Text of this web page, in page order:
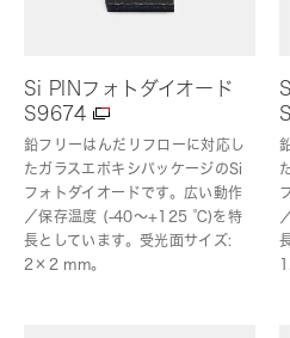
Si PINフォトダイオード
S9674
鉛フリーはんだリフローに対応し
たガラスエポキシパッケージのSi
フォトダイオードです。広い動作
／保存温度 (-40～+125 ℃)を特
長としています。受光面サイズ:
2×2 mm。